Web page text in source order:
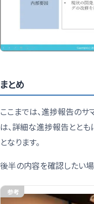
まとめ
ここまでは、進捗報告のサ
は、詳細な進捗報告とと
となります。
後半の内容を確認したい
参考